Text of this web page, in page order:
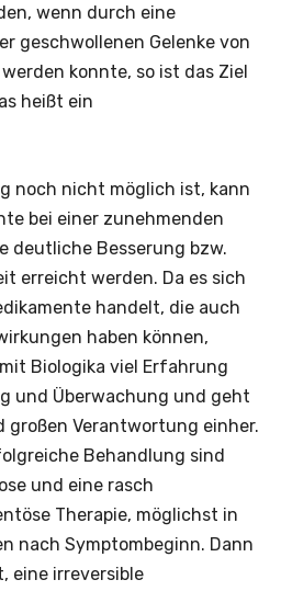
wenn durch eine
geschwollenen Gelenke von
konnte, so ist das Ziel
heißt ein
noch nicht möglich ist, kann
bei einer zunehmenden
deutliche Besserung bzw.
erreicht werden. Da es sich
handelt, die auch
haben können,
Biologika viel Erfahrung
und Überwachung und geht
großen Verantwortung einher.
Behandlung sind
und eine rasch
Therapie, möglichst in
nach Symptombeginn. Dann
eine irreversible